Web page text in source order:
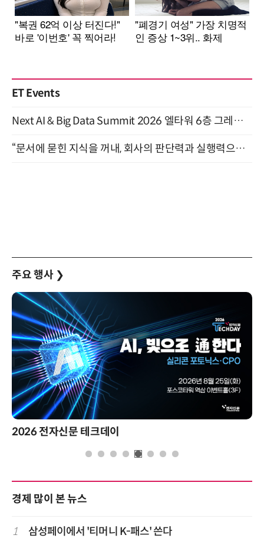
ET Events
Next AI & Big Data Summit 2026 엘타워 6층 그레이스홀 개최 (9/18)
“문서에 묻힌 지식을 꺼내, 회사의 판단력과 실행력으로 바꾸다” (8/20)
주요 행사 ❯
2026 전자신문 테크데이
경제 많이 본 뉴스
1 삼성페이에서 '티머니 K-패스' 쓴다